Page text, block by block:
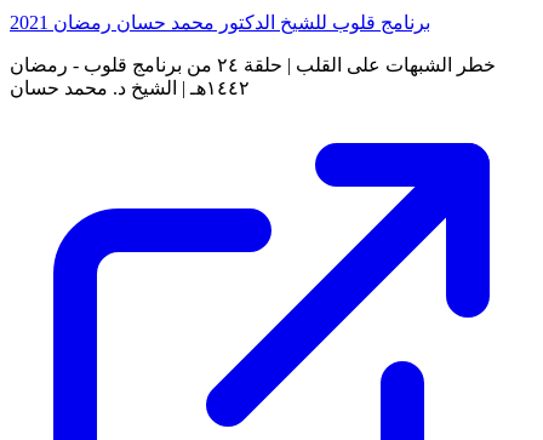
برنامج قلوب للشيخ الدكتور محمد حسان رمضان 2021
خطر الشبهات على القلب | حلقة ٢٤ من برنامج قلوب - رمضان
١٤٤٢هـ | الشيخ د. محمد حسان